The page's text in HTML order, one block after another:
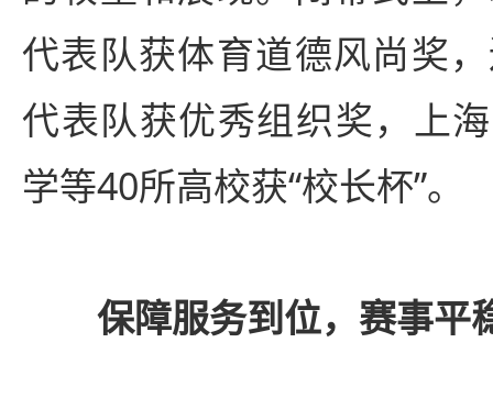
代表队获体育道德风尚奖
代表队获优秀组织奖，上
学等40所高校获“校长杯”。
保障服务到位，赛事平